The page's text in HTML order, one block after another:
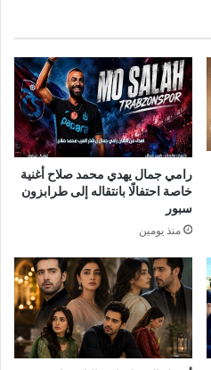
رامي جمال يهدي محمد صلاح أغنية
خاصة احتفالًا بانتقاله إلى طرابزون
سبور
منذ يومين